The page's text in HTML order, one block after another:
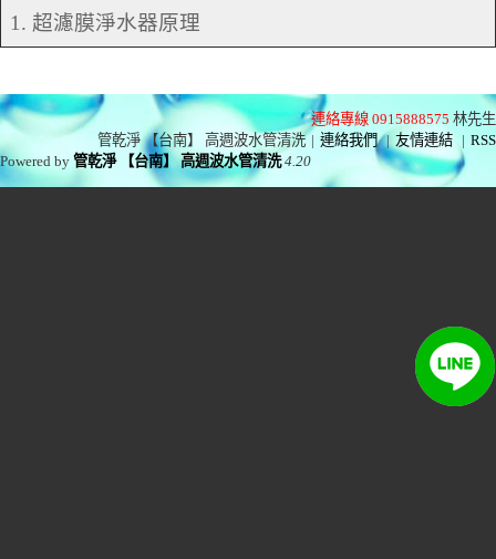
1. 超濾膜淨水器原理
連絡專線 0915888575 林先生
管乾淨 【台南】 高週波水管清洗 | 連絡我們 | 友情連結 | RSS
Powered by管乾淨 【台南】 高週波水管清洗 4.20